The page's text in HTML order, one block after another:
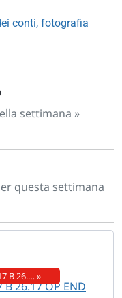
conti, fotografia
settimana »
questa settimana
B 26.… »